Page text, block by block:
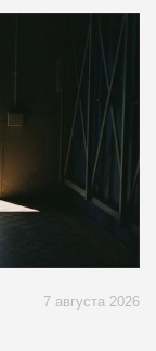
7 августа 2026